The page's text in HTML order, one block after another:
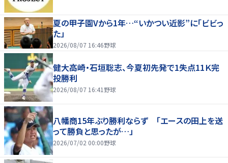
夏の甲子園Vから1年…“いかつい近影”に「ビビっ
た」
2026/08/07 16:46野球
健大高崎・石垣聡志、今夏初先発で1失点11Ｋ完
投勝利
2026/08/07 16:41 野球
八幡商15年ぶり勝利ならず 「エースの田上を送
って勝負と思ったが…」
2026/07/02 00:00野球